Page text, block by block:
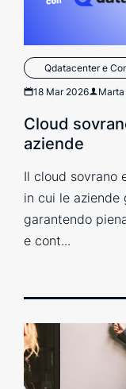
Qdatacenter e
18 Mar 2026 Marta
Cloud
aziende
Il cloud sovrano
in cui le aziende
garantendo
e cont...